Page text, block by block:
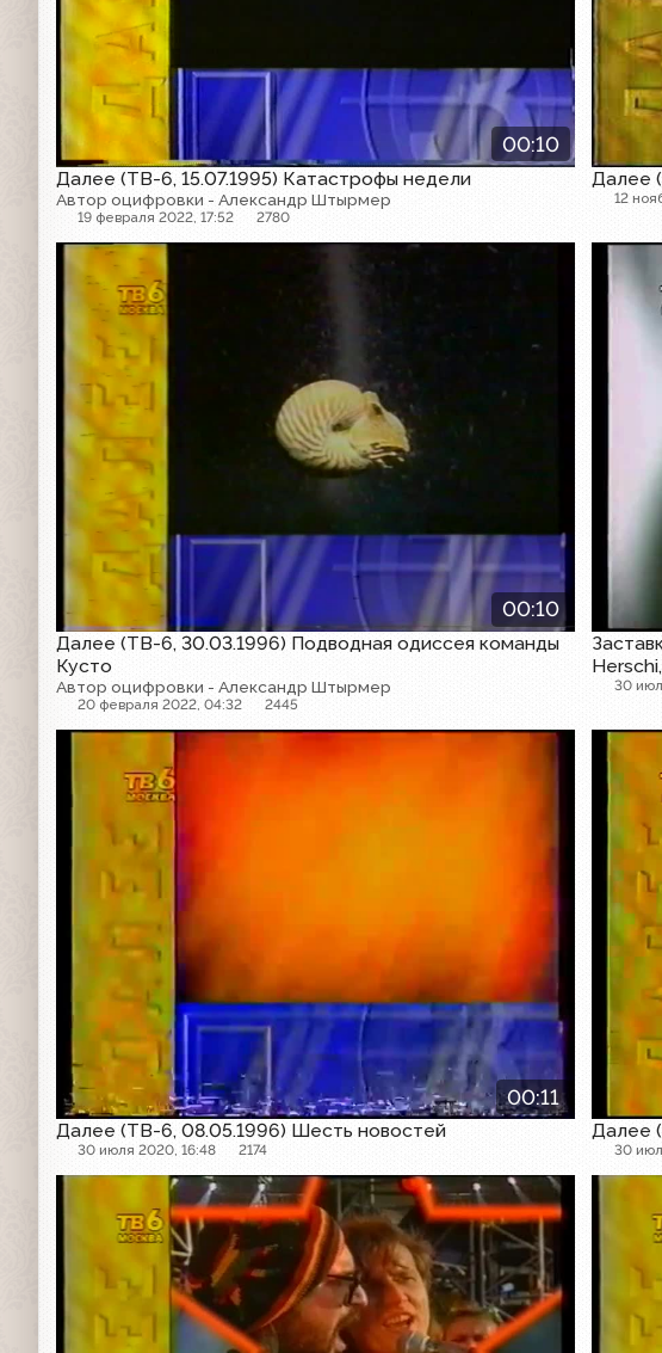
00:10
Далее (ТВ-6, 15.07.1995) Катастрофы недели
Автор оцифровки - Александр Штырмер
19 февраля 2022, 17:52 2780
Далее
12
00:10
Далее (ТВ-6, 30.03.1996) Подводная одиссея команды
Кусто
Автор оцифровки - Александр Штырмер
20 февраля 2022, 04:32 2445
Далее
30
00:11
Далее (ТВ-6, 08.05.1996) Шесть новостей
30 июля 2020, 16:48 2174
Далее
30
Далее